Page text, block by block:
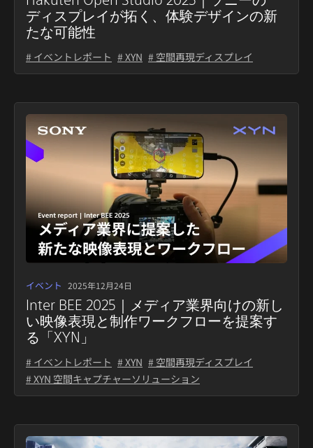
ディスプレイが拓く、体験デザインの新
たな可能性
# イベントレポート # XYN # 空間再現ディスプレイ
イベント 2025年12月24日
Inter BEE 2025｜メディア業界向けの新し
い映像表現と制作ワークフローを提案す
る「XYN」
# イベントレポート # XYN # 空間再現ディスプレイ
# XYN 空間キャプチャーソリューション